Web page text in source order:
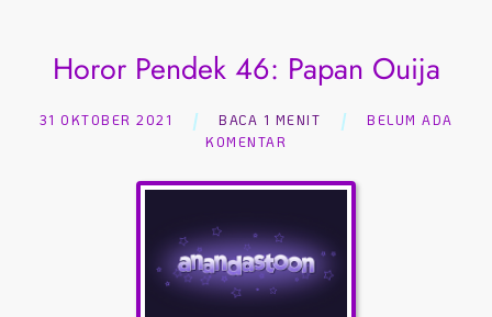
Horor Pendek 46: Papan Ouija
31 OKTOBER 2021 BACA 1 MENIT
BELUM ADA
KOMENTAR